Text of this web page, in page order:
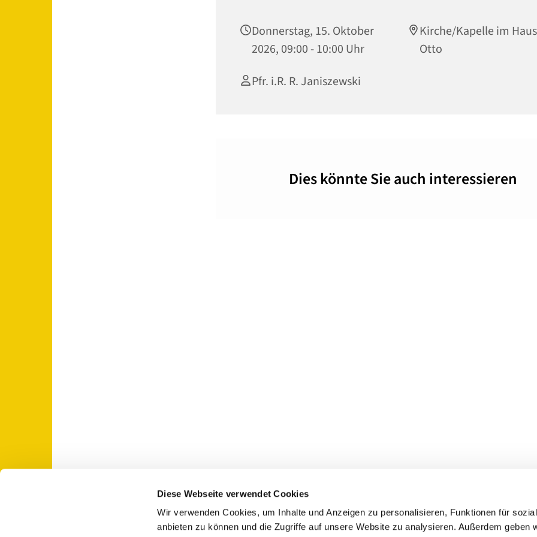
Diese Webseite verwendet Cookies
Wir verwenden Cookies, um Inhalte und Anzeigen zu personalisieren, Funktionen für
anbieten zu können und die Zugriffe auf unsere Website zu analysieren. Außerdem geben
Donnerstag, 15. Oktober
2026, 09:00 - 10:00 Uhr
Kirche/Kapelle im
Otto
Pfr. i.R. R. Janiszewski
Dies könnte Sie auch interessieren
St. Otto: Katholische Kirche Usedom-Anklam-Greifswald · Bahnhofstr. 15, 17489 Greifswald+49
Kontaktinformationen
Impressum